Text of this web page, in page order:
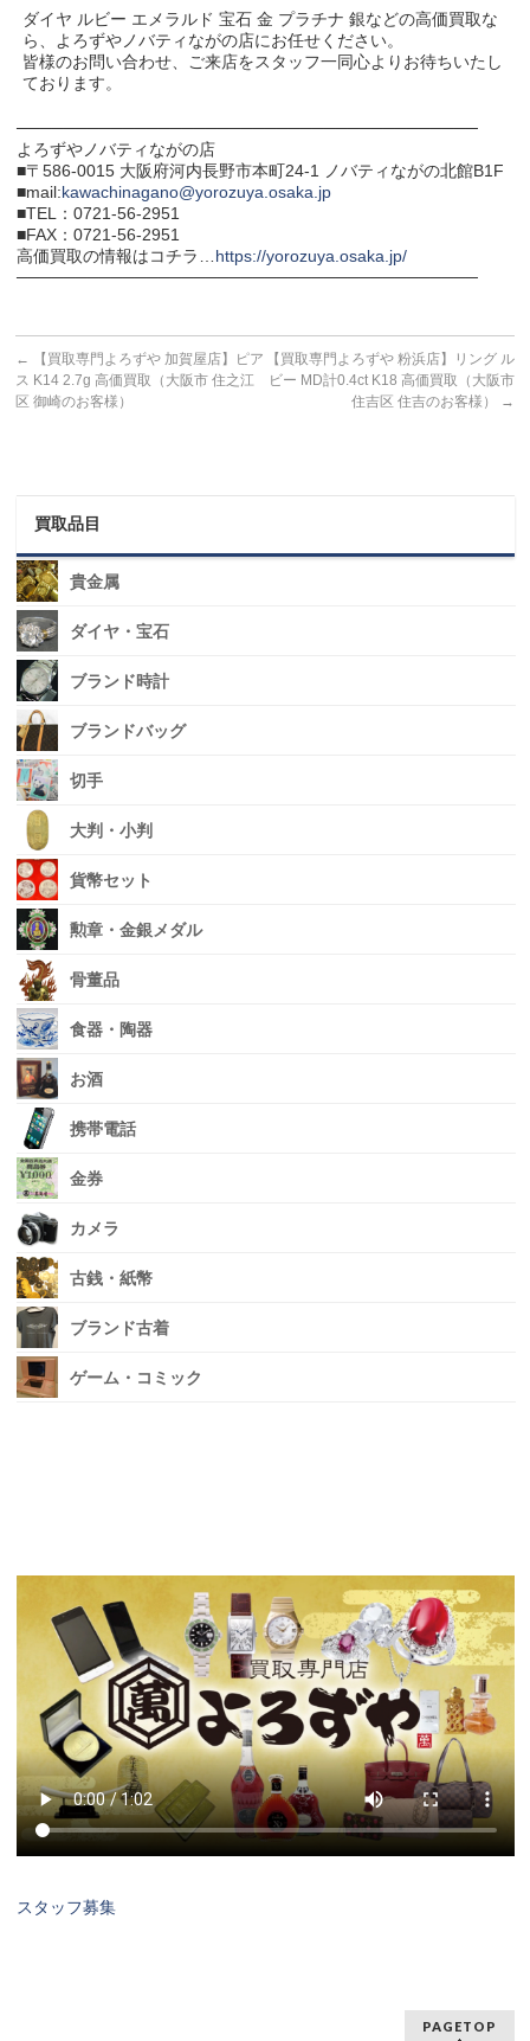
ダイヤ ルビー エメラルド 宝石 金 プラチナ 銀などの高価買取な
ら、よろずやノバティながの店にお任せください。
皆様のお問い合わせ、ご来店をスタッフ一同心よりお待ちいたし
ております。
───────────────────────────────────────
よろずやノバティながの店
■〒586-0015 大阪府河内長野市本町24-1 ノバティながの北館B1F
■mail:kawachinagano@yorozuya.osaka.jp
■TEL：0721-56-2951
■FAX：0721-56-2951
高価買取の情報はコチラ…https://yorozuya.osaka.jp/
───────────────────────────────────────
←
【買取専門よろずや 加賀屋店】ピア
ス K14 2.7g 高価買取（大阪市 住之江
区 御崎のお客様）
【買取専門よろずや 粉浜店】リング ル
ビー MD計0.4ct K18 高価買取（大阪市
住吉区 住吉のお客様）
→
買取品目
貴金属
ダイヤ・宝石
ブランド時計
ブランドバッグ
切手
大判・小判
貨幣セット
勲章・金銀メダル
骨董品
食器・陶器
お酒
携帯電話
金券
カメラ
古銭・紙幣
ブランド古着
ゲーム・コミック
スタッフ募集
PAGETOP